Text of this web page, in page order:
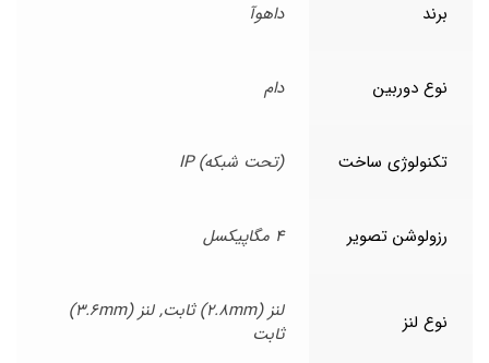
برند داهوآ
نوع دوربین دام
تکنولوژی ساخت (تحت شبکه) IP
رزولوشن تصویر 4 مگاپیکسل
نوع لنز
لنز (2.8mm) ثابت, لنز (3.6mm)
ثابت